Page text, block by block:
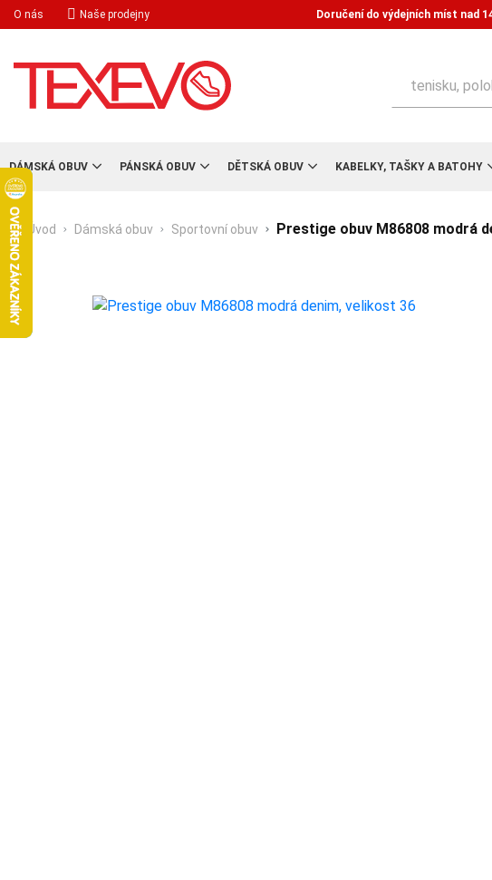
O nás Naše prodejny Doručení do výdejních míst nad
DÁMSKÁ OBUV PÁNSKÁ OBUV DĚTSKÁ OBUV KABELKY, TAŠKY A BATOHY
Úvod Dámská obuv Sportovní obuv Prestige obuv M86808 modrá